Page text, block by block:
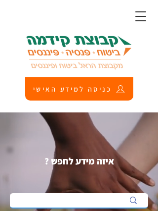
כניסה למידע האישי
איזה מידע לחפש ?